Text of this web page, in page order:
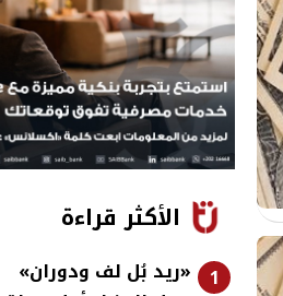
الأكثر قراءة
1
«ريد بُل لف ودوران»